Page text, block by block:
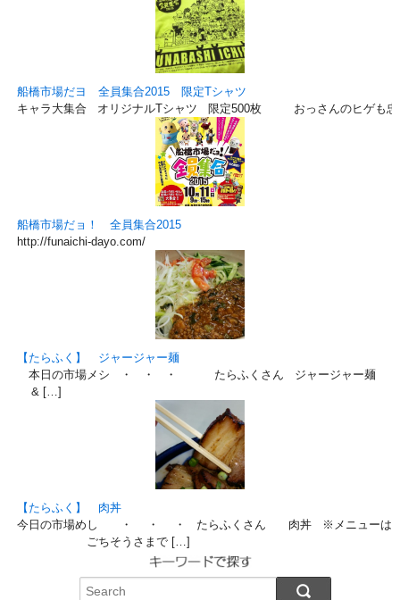
船橋市場だヨ 全員集合2015 限定Tシャツ
キャラ大集合 オリジナルTシャツ 限定500枚 おっさんのヒゲも忠
船橋市場だョ！ 全員集合2015
http://funaichi-dayo.com/
【たらふく】 ジャージャー麺
本日の市場メシ ・ ・ ・ たらふくさん ジャージャー麺 ※メ
& […]
【たらふく】 肉丼
今日の市場めし ・ ・ ・ たらふくさん 肉丼 ※メニュー
ごちそうさまで […]